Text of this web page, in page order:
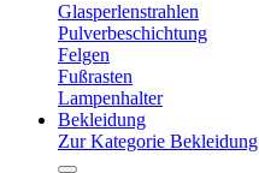
Glasperlenstrahlen
Pulverbeschichtung
Felgen
Fußrasten
Lampenhalter
Bekleidung
Zur Kategorie Bekleidung